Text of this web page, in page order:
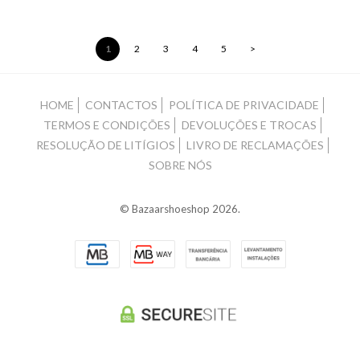
1 2 3 4 5 >
HOME CONTACTOS
POLÍTICA DE PRIVACIDADE
TERMOS E CONDIÇÕES
DEVOLUÇÕES E TROCAS
RESOLUÇÃO DE LITÍGIOS
LIVRO DE RECLAMAÇÕES
SOBRE NÓS
© Bazaarshoeshop 2026.